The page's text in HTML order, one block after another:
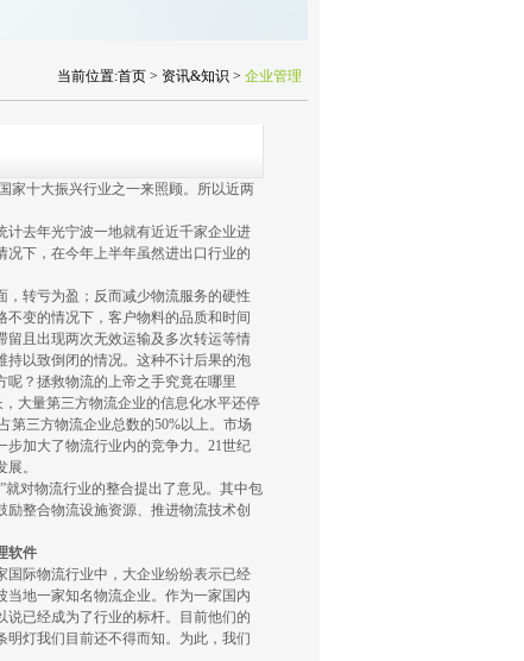
当前位置:首页 > 资讯&知识 > 企业管理
家十大振兴行业之一来照顾。所以近两
计去年光宁波一地就有近近千家企业进
下，在今年上半年虽然进出口行业的
，转亏为盈；反而减少物流服务的硬性
变的情况下，客户物料的品质和时间
留且出现两次无效运输及多次转运等情
持以致倒闭的情况。这种不计后果的泡
？拯救物流的上帝之手究竟在哪里
大量第三方物流企业的信息化水平还停
第三方物流企业总数的50%以上。市场
加大了物流行业内的竞争力。21世纪
。
对物流行业的整合提出了意见。其中包
整合物流设施资源、推进物流技术创
软件
国际物流行业中，大企业纷纷表示已经
地一家知名物流企业。作为一家国内
已经成为了行业的标杆。目前他们的
灯我们目前还不得而知。为此，我们